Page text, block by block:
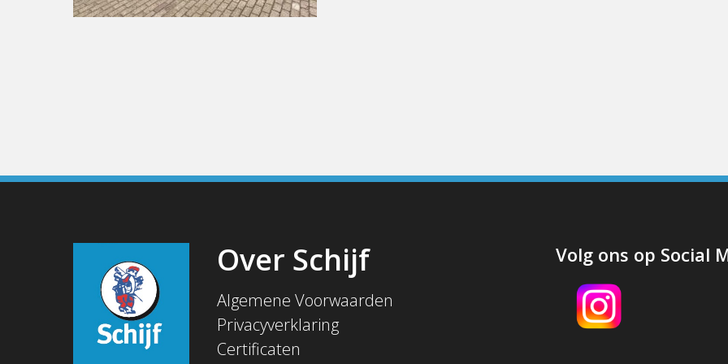
Over Schijf
Algemene Voorwaarden
Privacyverklaring
Certificaten
Volg ons op Social